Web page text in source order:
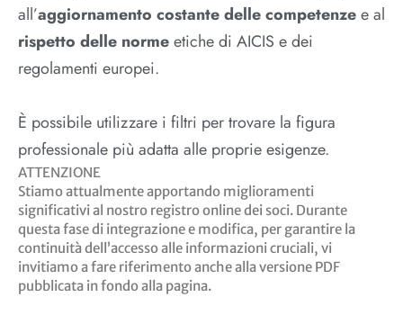
all’aggiornamento costante delle competenzee al
rispetto delle normeetiche di AICIS e dei
regolamenti europei.
È possibile utilizzare i filtri per trovare la figura
professionale più adatta alle proprie esigenze.
ATTENZIONE
Stiamo attualmente apportando miglioramenti
significativi al nostro registro online dei soci. Durante
questa fase di integrazione e modifica, per garantire la
continuità dell’accesso alle informazioni cruciali, vi
invitiamo a fare riferimento anche alla versione PDF
pubblicata in fondo alla pagina.